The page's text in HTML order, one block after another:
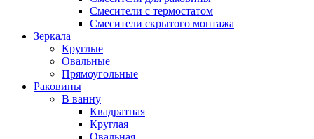
Смесители с термостатом
Смесители скрытого монтажа
Зеркала
Круглые
Овальные
Прямоугольные
Раковины
В ванну
Квадратная
Круглая
Овальная